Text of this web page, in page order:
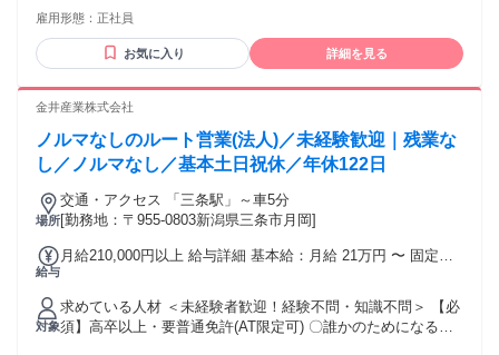
家族手当：1万2000円（世帯主） 取扱管理者手当（総合）：1
【賞与】 年2回 ※給与は経験年数により優遇あり 試用・研修
期間：3ヶ月 試用・研修期間の条件：本採用と同じ
⏩「総合取扱管理者」の資格保持者優遇 年齢の条件と理由：
あり（例外事由1号・60歳未満（定年のため））
雇用形態： 正社員
お気に入り 詳細を見る
金井産業株式会社
ノルマなしのルート営業(法人)／未経験歓迎｜残業な
し／ノルマなし／基本土日祝休／年休122日
場所
交通・アクセス 「三条駅」～車5分
[勤務地：〒955-0803新潟県三条市月岡]
給与
月給210,000円以上 給与詳細 基本給：月給 21万円 〜 固定残
勤・家族手当金額：なし 全員に一律で支払われるその他手当
金額：なし 【その他】 ＊賞与あり(年2回) ＊昇給あり(年2回)
＞1回6000〜9000円UPの実績あり！ 頑張りをしっかり評価し
対象
求めている人材 ＜未経験者歓迎！経験不問・知識不問＞ 【必
須】高卒以上・要普通免許(AT限定可) 〇誰かのためになる仕